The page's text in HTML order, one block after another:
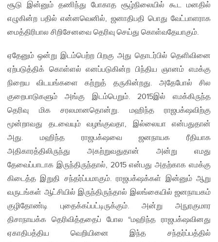
சூடு இன்னும் தணிந்து போகாத சூழ்நிலையில் கூட மனதில்
எழுகின்ற பதில் என்னவெனில், ஜனாதிபதி பொது வேட்பாளராக
மைத்திரிபால சிறிசேனவை தெரிவு செய்து கொள்வதேயாகும்.
ஏதேனும் ஒன்று இடம்பெற்ற பிறகு அது தொடர்பில் தெளிவினை
ஏற்படுத்திக் கொள்ளல் எனப்படுகின்ற பிந்திய ஞானம் எமக்கு
நிறைய விடயங்களை கற்றுத் தருகின்றது. அதேபோல் சில
குறைபாடுகளும் அங்கு இடம்பெறும். 2015இல் எமக்கிருந்த
தெரிவு மிக சரலமானதொன்று. மஹிந்த ராஜபக்‌ஷவிற்கு
மூன்றாவது தடவையும் வழங்குவதா, இல்லையா என்பதுதான்
அது. மஹிந்த ராஜபக்‌ஷவை ஜனநாயக ரீதியாக
அதிகாரத்திலிருந்து அகற்றுவதுதான் அன்று எமது
தேவைப்பாடாக இருந்திருந்தால், 2015 என்பது அதற்காக எமக்கு
கிடைத்த இறுதி சந்தர்ப்பமாகும். ராஜபக்‌ஷக்கள் இன்னும் ஆறு
வருடங்கள் ஆட்சியில் இருந்திருந்தால் இலங்கையில் ஜனநாயகம்
குழிதோண்டி புதைக்கப்பட்டிருக்கும். அன்று அநுரகுமார
திசாநாயக்க தெரிவித்ததைப் போல “மஹிந்த ராஜபக்‌ஷவினது
ஏகாதிபத்திய வெறியினை இந்த சந்தர்ப்பத்தில்